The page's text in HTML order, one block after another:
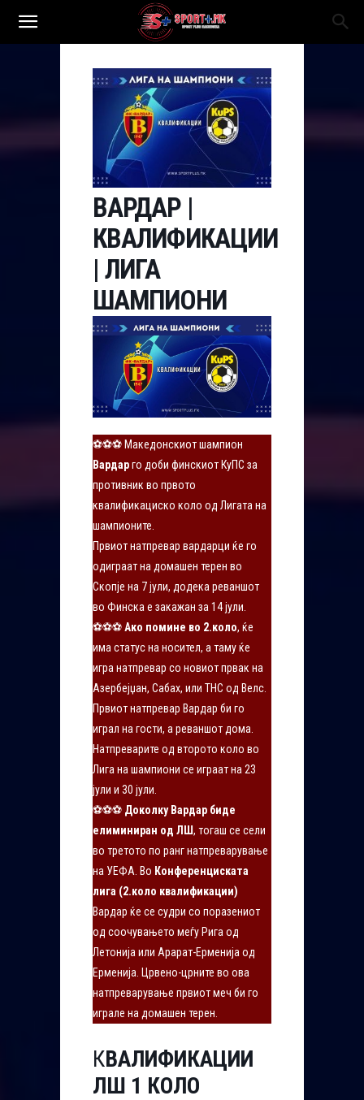
ВАРДАР |
КВАЛИФИКАЦИИ
| ЛИГА
ШАМПИОНИ
⚽⚽⚽ Македонскиот шампион
Вардарго доби финскиот КуПС за
противник во првото
квалификациско коло од Лигата на
шампионите.
Првиот натпревар вардарци ќе го
одиграат на домашен терен во
Скопје на 7 јули, додека реваншот
во Финска е закажан за 14 јули.
⚽⚽⚽Ако помине во 2.коло, ќе
има статус на носител, а таму ќе
игра натпревар со новиот првак на
Азербејџан, Сабах, или ТНС од Велс.
Првиот натпревар Вардар би го
играл на гости, а реваншот дома.
Натпреварите од второто коло во
Лига на шампиони се играат на 23
јули и 30 јули.
⚽⚽⚽ Доколку Вардар биде
елиминиран од ЛШ, тогаш се сели
во третото по ранг натпреварување
на УЕФА. Во Конференциската
лига (2.коло квалификации)
Вардар ќе се судри со поразениот
од соочувањето меѓу Рига од
Летонија или Арарат-Ерменија од
Ерменија. Црвено-црните во ова
натпреварување првиот меч би го
играле на домашен терен.
КВАЛИФИКАЦИИ
ЛШ 1 КОЛО